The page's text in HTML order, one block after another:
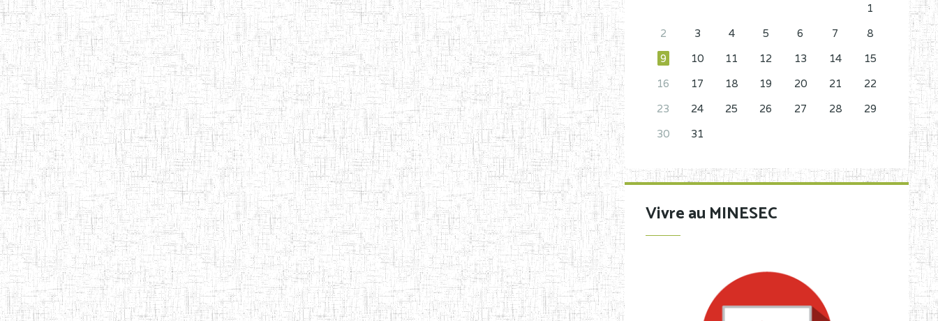
1
2
3 4 5 6 7
8
9
10 11 12 13 14
15
16
17 18 19 20 21
22
23
24 25 26 27 28
29
30
31
Vivre au MINESEC